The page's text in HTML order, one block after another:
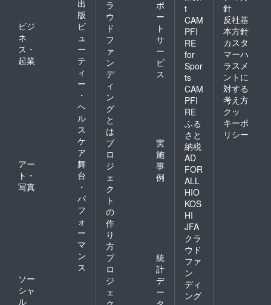
イン交
流会ご
招待
てもら
うよ」
「よろ
しくお
願いし
ます」
という
感謝を
込めて
最初の
ひと搔
きを小
さく入
れま
す。そ
に合わ
せ、イ
ンデッ
クスは
年輪の
形に合
わせて
し、レ
トロな
イメー
ジのあ
る数
字・大
出
版
ビジ
ネ
ス・
起業
ビ
ュ
ー
テ
ィ
ー
・
ヘ
ル
ス
ケ
ア
アー
ト・
写真
舞
台
・
パ
フ
ォ
ー
マ
ン
ス
ソー
シャ
ル
ラ
ウ
ド
フ
ァ
ン
デ
ィ
ン
グ
と
は
ポ
ー
ト
サ
ー
ビ
ス
プ
ロ
ジ
ェ
ク
ト
の
作
り
方
実
施
事
例
プ
ロ
ジ
ェ
統
計
デ
ー
t
CAM
PFI
RE
for
Spor
ts
CAM
PFI
RE
ふる
さと
納税
AD
FOR
ALL
HIO
KOS
HI
JFA
クラ
ウド
ファ
ン
ディ
ング
針
反社基
本方針
カスタ
マーハ
ラスメ
ントに
対する
考え方
クッ
キーポ
リシー